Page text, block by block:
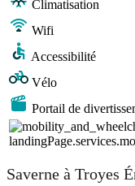
Climatisation
Wifi
Accessibilité
Vélo
Portail de
Saverne à Troyes